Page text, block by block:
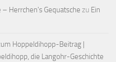
Herrchen's Gequatsche zu Ein
Hoppeldihopp-Beitrag |
die Langohr-Geschichte